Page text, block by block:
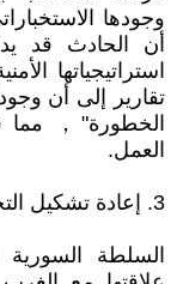
وجودها
أن الحادث قد
استراتيجياتها
تقارير إلى أن
الخطورة"， مما
العمل.
3. إعادة تشكيل التحالفات داخل دمشق
السلطة